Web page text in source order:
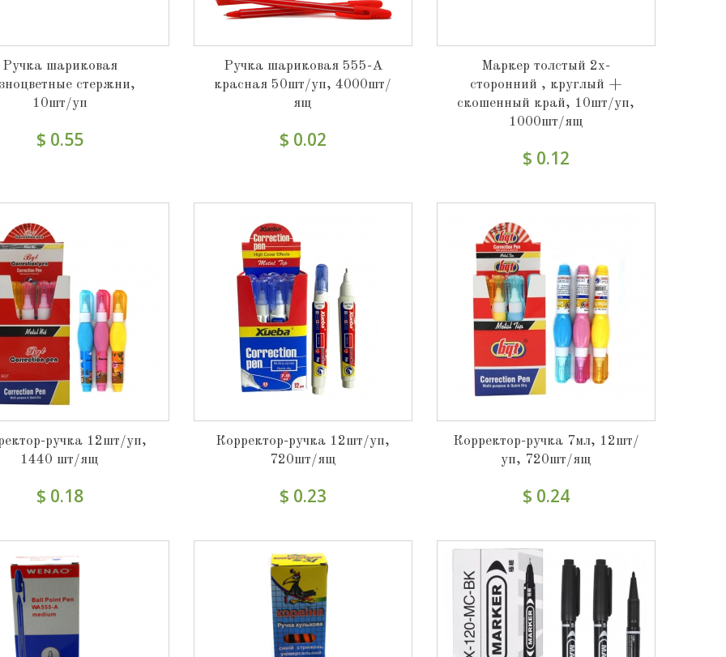
Ручка шариковая
стержни,
10шт/уп
$ 0.55
Ручка шариковая 555-A
красная 50шт/уп, 4000шт/
ящ
$ 0.02
Маркер толстый 2х-
сторонний , круглый +
скошенный край, 10шт/уп,
1000шт/ящ
$ 0.12
ручка 12шт/уп,
1440 шт/ящ
$ 0.18
Корректор-ручка 12шт/уп,
720шт/ящ
$ 0.23
Корректор-ручка 7мл, 12шт/
уп, 720шт/ящ
$ 0.24